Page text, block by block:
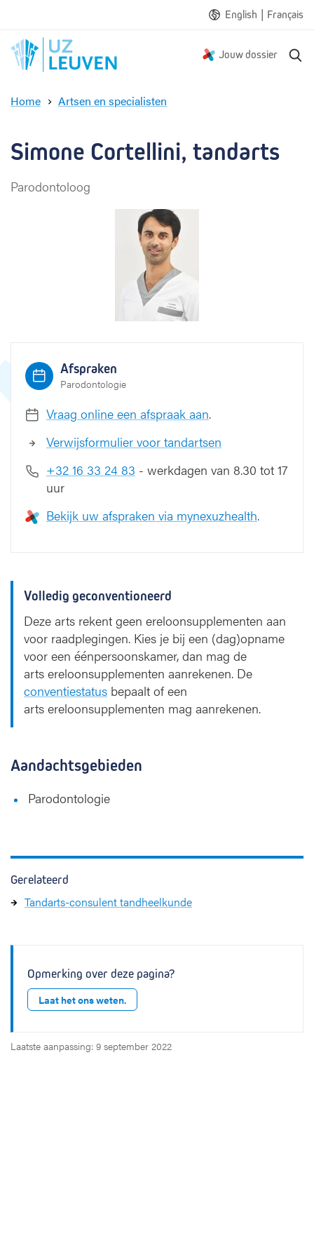
English | Français
Jouw dossier
Home Artsen en specialisten
m
o
o
r
t
e
l
i
Simone Cortellini, tandarts
Parodontoloog
Afspraken
Parodontologie
Vraag online een afspraak aan.
Verwijsformulier voor tandartsen
+32 16 33 24 83 - werkdagen van 8.30 tot 17
uur
Bekijk uw afspraken via mynexuzhealth.
Volledig geconventioneerd
Deze arts rekent geen ereloonsupplementen aan
voor raadplegingen. Kies je bij een (dag)opname
voor een éénpersoonskamer, dan mag de
arts ereloonsupplementen aanrekenen. De
conventiestatus bepaalt of een
arts ereloonsupplementen mag aanrekenen.
Aandachtsgebieden
Parodontologie
Gerelateerd
Tandarts-consulent tandheelkunde
Opmerking over deze pagina?
Laat het ons weten.
Laatste aanpassing: 9 september 2022